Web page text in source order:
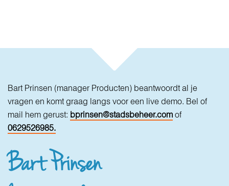
Bart Prinsen (manager Producten) beantwoordt al je
vragen en komt graag langs voor een live demo. Bel of
mail hem gerust: bprinsen@stadsbeheer.com of
0629526985.
Bart Prinsen